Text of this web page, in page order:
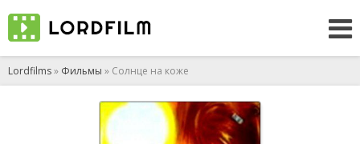
Lordfilms» Фильмы » Солнце на коже